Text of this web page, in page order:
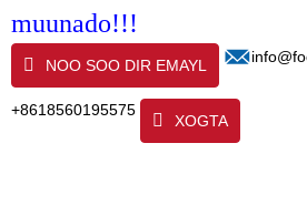
muunado!!!
NOO SOO DIR EMAYL
+8618560195575
XOGTA